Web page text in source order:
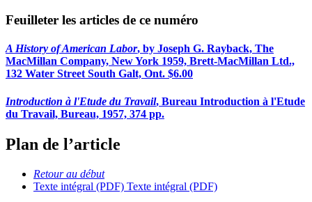
Feuilleter les articles de ce numéro
A History of American Labor, by Joseph G. Rayback, The
MacMillan Company, New York 1959, Brett-MacMillan Ltd.,
132 Water Street South Galt, Ont. $6.00
Introduction à l'Etude du Travail, Bureau Introduction à l'Etude
du Travail, Bureau, 1957, 374 pp.
Plan de l’article
Retour au début
Texte intégral (PDF) Texte intégral (PDF)